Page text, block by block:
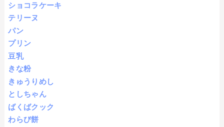
ショコラケーキ
テリーヌ
パン
プリン
豆乳
きな粉
きゅうりめし
としちゃん
ばくばクック
わらび餅